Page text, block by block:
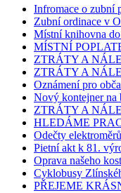
Infromace o zubní
Zubní ordinace v
Místní knihovna
MÍSTNÍ
ZTRÁTY A
ZTRÁTY A
Oznámení pro
Nový kontejner na
ZTRÁTY A
HLEDÁME
Odečty
Pietní akt k 81.
Oprava našeho
Cyklobusy
PŘEJEME